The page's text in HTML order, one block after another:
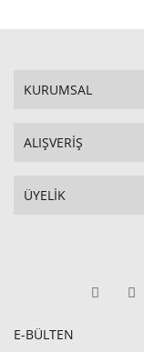
KURUMSAL
ALIŞVERİŞ
ÜYELİK
E-BÜLTEN